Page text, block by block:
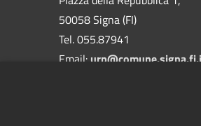
50058 Signa (FI)
Tel. 055.87941
Email: